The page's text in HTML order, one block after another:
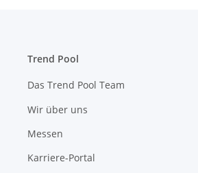
Trend Pool
Das Trend Pool Team
Wir über uns
Messen
Karriere-Portal